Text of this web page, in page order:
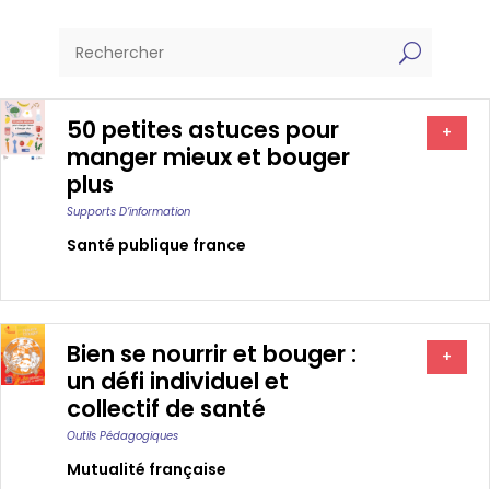
U
50 petites astuces pour
manger mieux et bouger
plus
Supports D’information
Santé publique france
+
Bien se nourrir et bouger :
un défi individuel et
collectif de santé
Outils Pédagogiques
Mutualité française
+